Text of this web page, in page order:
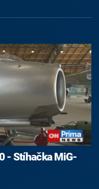
- Stíhačka MiG-